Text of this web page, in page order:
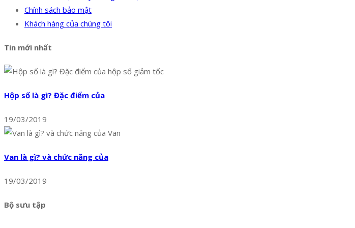
Chính sách bảo mật
Khách hàng của chúng tôi
Tin mới nhất
Hộp số là gì? Đặc điểm của
19/03/2019
Van là gì? và chức năng của
19/03/2019
Bộ sưu tập